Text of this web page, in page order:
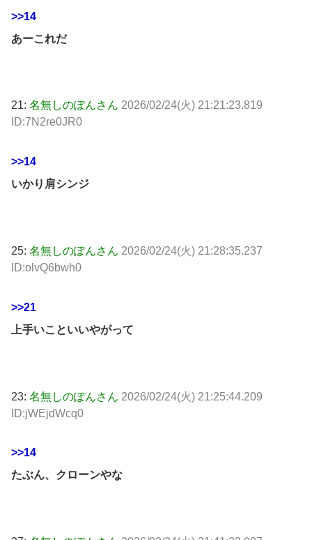
>>14
あーこれだ
21: 名無しのぽんさん 2026/02/24(火) 21:21:23.819
ID:7N2re0JR0
>>14
いかり肩シンジ
25: 名無しのぽんさん 2026/02/24(火) 21:28:35.237
ID:olvQ6bwh0
>>21
上手いこといいやがって
23: 名無しのぽんさん 2026/02/24(火) 21:25:44.209
ID:jWEjdWcq0
>>14
たぶん、クローンやな